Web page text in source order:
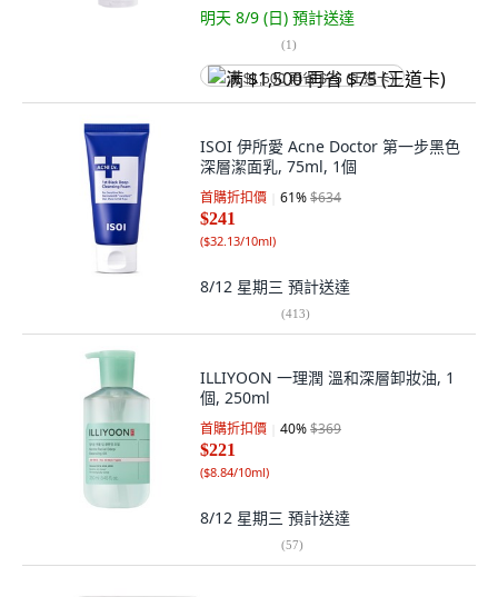
明天 8/9 (日) 預計送達
(1)
满 $1,500 再省 $75 (王道卡)
ISOI 伊所愛 Acne Doctor 第一步黑色
深層潔面乳, 75ml, 1個
首購折扣價 61%$634
$241
($32.13/10ml)
8/12 星期三 預計送達
(413)
ILLIYOON 一理潤 溫和深層卸妝油, 1
個, 250ml
首購折扣價 40%$369
$221
($8.84/10ml)
8/12 星期三 預計送達
(57)